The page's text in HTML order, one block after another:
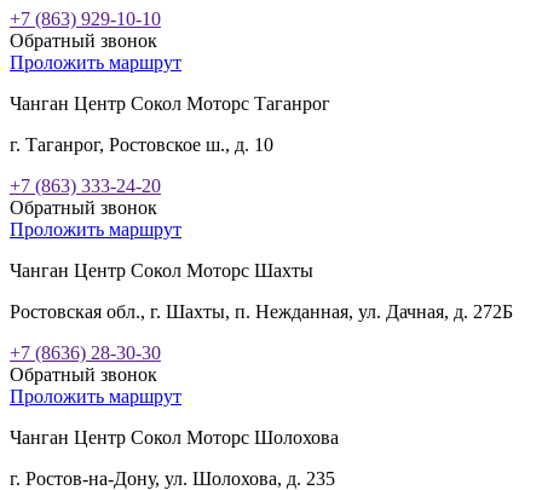
+7 (863) 929-10-10
Обратный звонок
Проложить маршрут
Чанган Центр Сокол Моторс Таганрог
г. Таганрог, Ростовское ш., д. 10
+7 (863) 333-24-20
Обратный звонок
Проложить маршрут
Чанган Центр Сокол Моторс Шахты
Ростовская обл., г. Шахты, п. Нежданная, ул. Дачная, д. 272Б
+7 (8636) 28-30-30
Обратный звонок
Проложить маршрут
Чанган Центр Сокол Моторс Шолохова
г. Ростов-на-Дону, ул. Шолохова, д. 235